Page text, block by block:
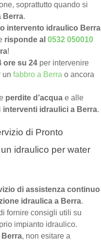
soprattutto quando si
Berra.
intervento idraulico Berra
risponde al 0532 050010
!
ore su 24 per intervenire
un fabbro a Berra o ancora
perdite d’acqua e alle
interventi idraulici a Berra.
di Pronto
idraulico per water
di assistenza continuo
idraulica a Berra.
fornire consigli utili su
impianto idraulico.
, non esitare a